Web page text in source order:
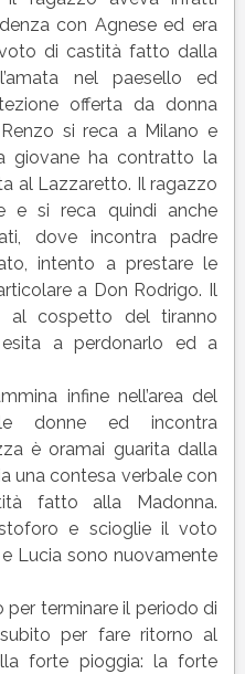
con Agnese ed era
di castità fatto dalla
nel paesello ed
offerta da donna
si reca a Milano e
giovane ha contratto la
al Lazzaretto. Il ragazzo
e si reca quindi anche
dove incontra padre
intento a prestare le
a Don Rodrigo. Il
al cospetto del tiranno
a perdonarlo ed a
infine nell’area del
donne ed incontra
è oramai guarita dalla
una contesa verbale con
fatto alla Madonna.
e scioglie il voto
Lucia sono nuovamente
per terminare il periodo di
per fare ritorno al
forte pioggia: la forte